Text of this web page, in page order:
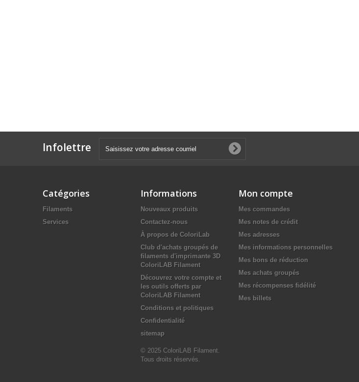
Infolettre
Catégories
Filaments
Services
Informations
Nouveaux produits
Contactez-nous
À propos de ColoriLab
Club d'achats groupés de
filaments d'imprimante 3D
ColoriLAB Filament
Découvrez votre compte et
les outils offerts par
ColoriLAB Filament
Conditions et politiques
Confidentialité
sitemap
© 2025 ColoriLAB Filament.
Tous droits réservés.
Mon compte
Mes commandes
Mes notes de crédit
Mes adresses
Mes informations personnelles
Mes bons de réduction
Mes achats groupés
Mes récompenses fidélité
Mes billets